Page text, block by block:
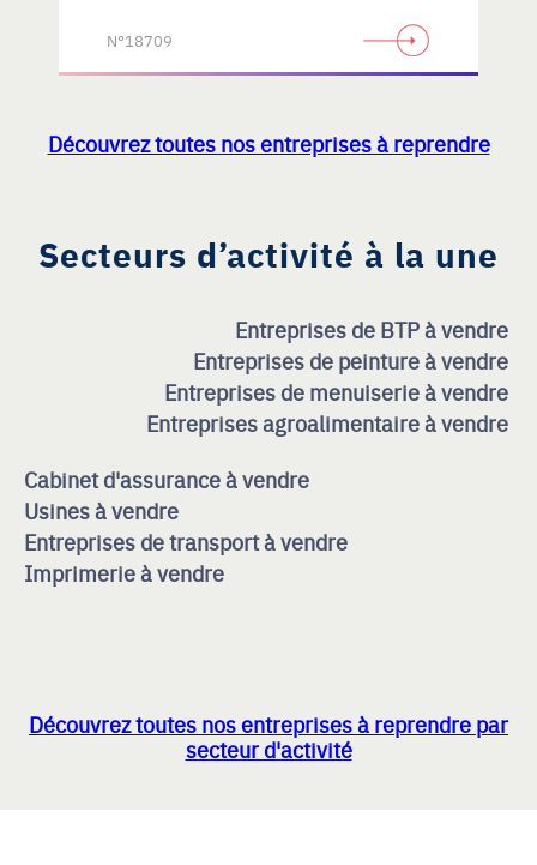
N°18709
Découvrez toutes nos entreprises à reprendre
Secteurs d’activité à la une
Entreprises de BTP à vendre
Entreprises de peinture à vendre
Entreprises de menuiserie à vendre
Entreprises agroalimentaire à vendre
Cabinet d'assurance à vendre
Usines à vendre
Entreprises de transport à vendre
Imprimerie à vendre
Découvrez toutes nos entreprises à reprendre par
secteur d'activité